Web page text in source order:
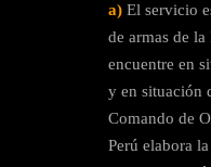
a) El servicio
de armas de
encuentre en
y en situación
Comando de
Perú elabora